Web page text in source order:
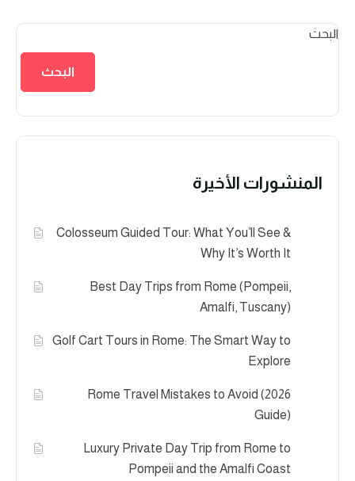
البحث
البحث
المنشورات الأخيرة
Colosseum Guided Tour: What You’ll See &
Why It’s Worth It
Best Day Trips from Rome (Pompeii,
Amalfi, Tuscany)
Golf Cart Tours in Rome: The Smart Way to
Explore
Rome Travel Mistakes to Avoid (2026
Guide)
Luxury Private Day Trip from Rome to
Pompeii and the Amalfi Coast